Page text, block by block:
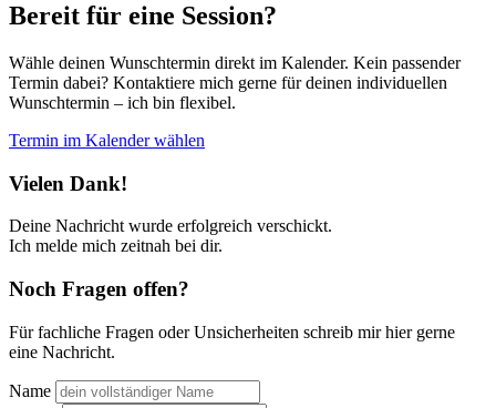
Bereit für eine Session?
Wähle deinen Wunschtermin direkt im Kalender. Kein passender
Termin dabei? Kontaktiere mich gerne für deinen individuellen
Wunschtermin – ich bin flexibel.
Termin im Kalender wählen
Vielen Dank!
Deine Nachricht wurde erfolgreich verschickt.
Ich melde mich zeitnah bei dir.
Noch Fragen offen?
Für fachliche Fragen oder Unsicherheiten schreib mir hier gerne
eine Nachricht.
Name